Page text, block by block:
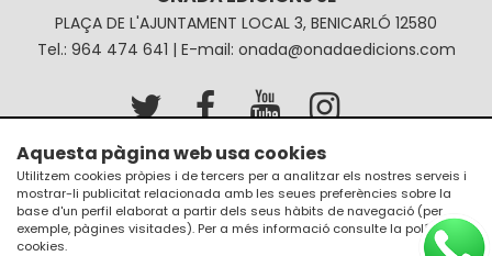
PLAÇA DE L'AJUNTAMENT LOCAL 3, BENICARLÓ 12580
Tel.: 964 474 641 | E-mail: onada@onadaedicions.com
Avís legal
Política de privacitat
Política de galetes
Condicions de compra
Aquesta pàgina web usa cookies
Utilitzem cookies pròpies i de tercers per a analitzar els nostres serveis i
mostrar-li publicitat relacionada amb les seues preferències sobre la
base d'un perfil elaborat a partir dels seus hàbits de navegació (per
exemple, pàgines visitades). Per a més informació consulte la política de
cookies.